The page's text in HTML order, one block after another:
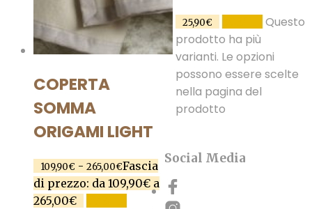
COPERTA
SOMMA
ORIGAMI LIGHT
109,90€ - 265,00€Fascia
di prezzo: da 109,90€ a
265,00€
25,90€
Questo
prodotto ha più
varianti. Le opzioni
possono essere scelte
nella pagina del
prodotto
Social Media